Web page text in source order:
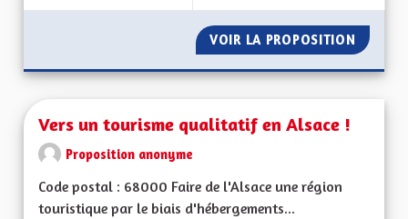
VOIR LA PROPOSITION VERS
Vers un tourisme qualitatif en Alsace !
Proposition anonyme
Code postal : 68000 Faire de l'Alsace une région
touristique par le biais d'hébergements...